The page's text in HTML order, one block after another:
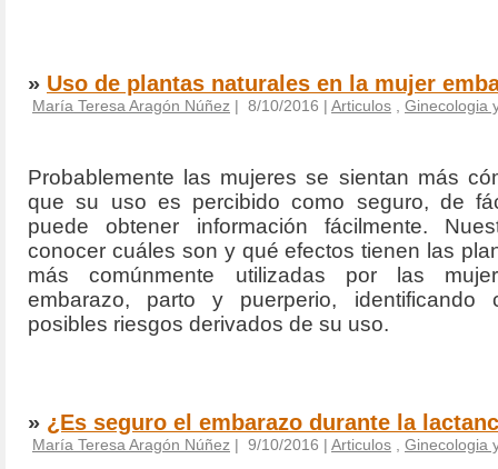
» Uso de plantas naturales en la mujer
María Teresa Aragón Núñez | 8/10/2016 | Articulos Ginecologia
Probablemente las mujeres se sientan más
que su uso es percibido como seguro, de
puede obtener información fácilmente.
conocer cuáles son y qué efectos tienen las
más comúnmente utilizadas por las
embarazo, parto y puerperio, identificando
posibles riesgos derivados de su uso.
» ¿Es seguro el embarazo durante la
María Teresa Aragón Núñez | 9/10/2016 | Articulos Ginecologia